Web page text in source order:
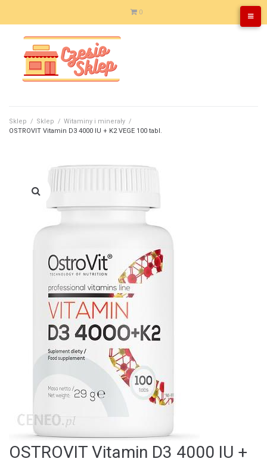
0
Sklep / Sklep / Witaminy i minerały /
OSTROVIT Vitamin D3 4000 IU + K2 VEGE 100 tabl.
OSTROVIT Vitamin D3 4000 IU +